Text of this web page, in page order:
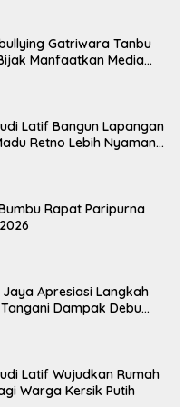
Gatriwara Tanbu
Manfaatkan Media
Latif Bangun Lapangan
Retno Lebih Nyaman
Rapat Paripurna
Apresiasi Langkah
Dampak Debu
Latif Wujudkan Rumah
Warga Kersik Putih